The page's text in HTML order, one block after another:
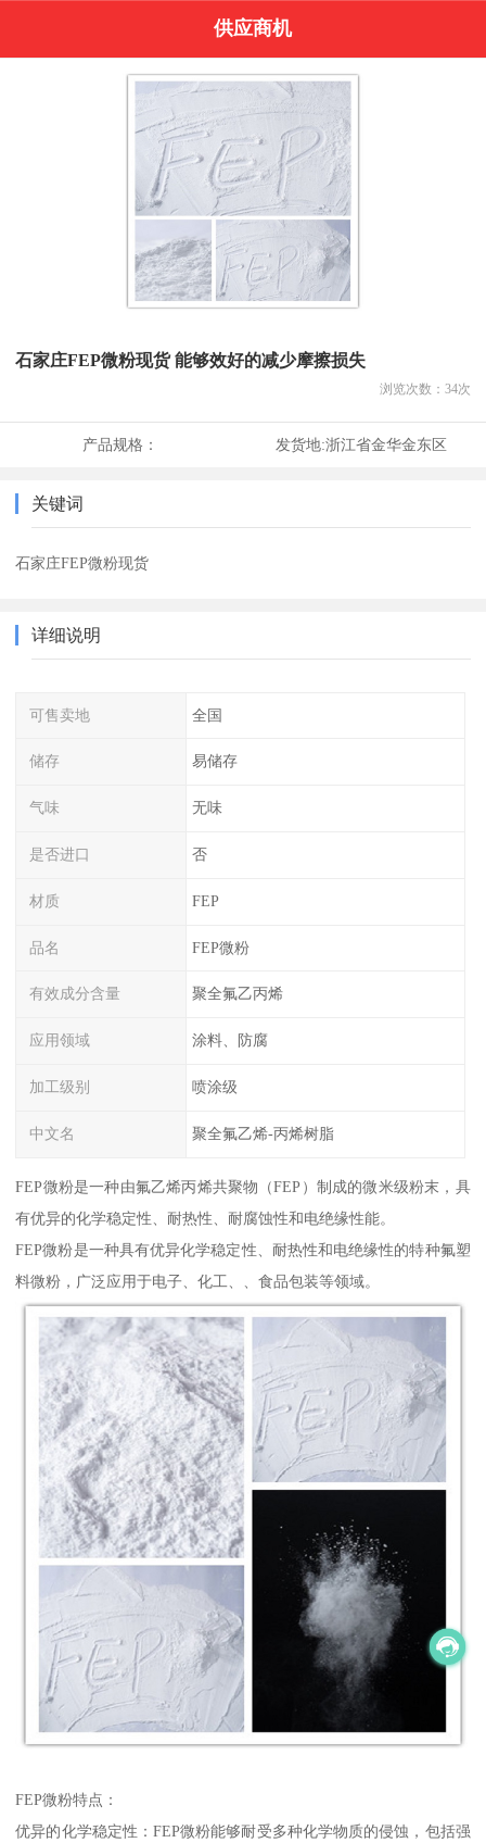
供应商机
石家庄FEP微粉现货 能够效好的减少摩擦损失
浏览次数： 34次
产品规格： 发货地:浙江省金华金东区
关键词
石家庄FEP微粉现货
详细说明
可售卖地 全国
储存 易储存
气味 无味
是否进口 否
材质 FEP
品名 FEP微粉
有效成分含量 聚全氟乙丙烯
应用领域 涂料、防腐
加工级别 喷涂级
中文名 聚全氟乙烯-丙烯树脂
FEP微粉是一种由氟乙烯丙烯共聚物（FEP）制成的微米级粉末，具
有优异的化学稳定性、耐热性、耐腐蚀性和电绝缘性能。
FEP微粉是一种具有优异化学稳定性、耐热性和电绝缘性的特种氟塑
料微粉，广泛应用于电子、化工、、食品包装等领域。
FEP微粉特点：
优异的化学稳定性：FEP微粉能够耐受多种化学物质的侵蚀，包括强